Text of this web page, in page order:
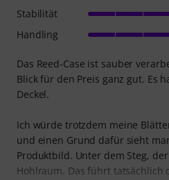
Das Reed-Case ist sauber
Blick für den Preis ganz gut. Es
Deckel.
Ich würde trotzdem meine
und einen Grund dafür sieht
Produktbild. Unter dem Steg,
Hohlraum. Das führt tatsächlich
Stabilität
Handling